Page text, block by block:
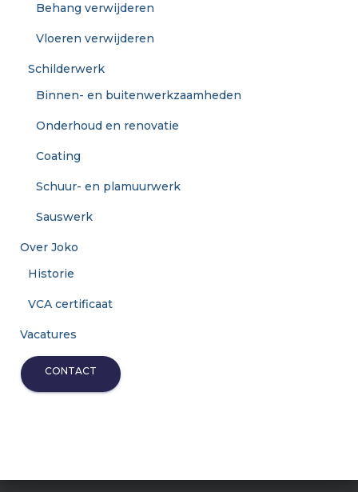
Behang verwijderen
Vloeren verwijderen
Schilderwerk
Binnen- en buitenwerkzaamheden
Onderhoud en renovatie
Coating
Schuur- en plamuurwerk
Sauswerk
Over Joko
Historie
VCA certificaat
Vacatures
CONTACT